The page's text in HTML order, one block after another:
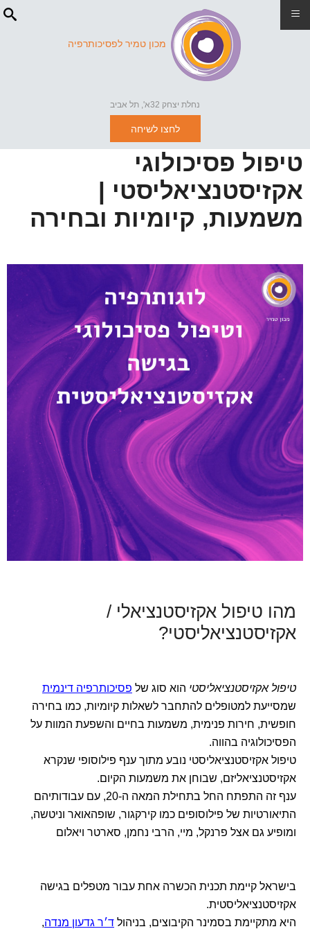
מכון טמיר לפסיכותרפיה
נחלת יצחק 32א', תל אביב
לחצו לשיחה
טיפול פסיכולוגי
אקזיסטנציאליסטי |
משמעות, קיומיות ובחירה
מהו טיפול אקזיסטנציאלי /
אקזיסטנציאליסטי?
טיפול אקזיסטנציאליסטי הוא סוג של פסיכותרפיה דינמית
שמסייעת למטופלים להתחבר לשאלות קיומיות, כמו בחירה
חופשית, חירות פנימית, משמעות בחיים והשפעת המוות על
הפסיכולוגיה בהווה.
טיפול אקזיסטנציאליסטי נובע מתוך ענף פילוסופי שנקרא
אקזיסטנציאליזם, שבוחן את משמעות הקיום.
ענף זה התפתח החל בתחילת המאה ה-20, עם עבודותיהם
התיאורטיות של פילוסופים כמו קירקגור, שופהאואר וניטשה,
ומופיע גם אצל פרנקל, מיי, הרבי נחמן, סארטר ויאלום
בישראל קיימת תכנית הכשרה אחת עבור מטפלים בגישה
אקזיסטנציאליסטית.
היא מתקיימת בסמינר הקיבוצים, בניהול ד׳ר גדעון מנדה,
≡